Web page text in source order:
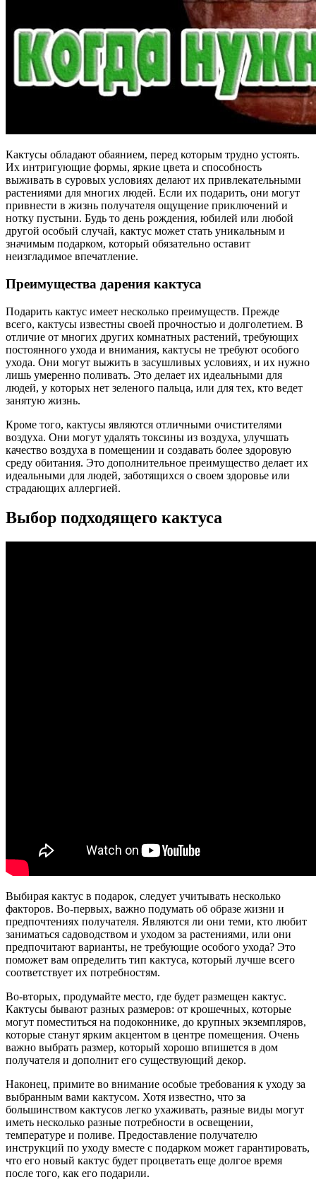
Кактусы обладают обаянием, перед которым трудно устоять.
Их интригующие формы, яркие цвета и способность
выживать в суровых условиях делают их привлекательными
растениями для многих людей. Если их подарить, они могут
привнести в жизнь получателя ощущение приключений и
нотку пустыни. Будь то день рождения, юбилей или любой
другой особый случай, кактус может стать уникальным и
значимым подарком, который обязательно оставит
неизгладимое впечатление.
Преимущества дарения кактуса
Подарить кактус имеет несколько преимуществ. Прежде
всего, кактусы известны своей прочностью и долголетием. В
отличие от многих других комнатных растений, требующих
постоянного ухода и внимания, кактусы не требуют особого
ухода. Они могут выжить в засушливых условиях, и их нужно
лишь умеренно поливать. Это делает их идеальными для
людей, у которых нет зеленого пальца, или для тех, кто ведет
занятую жизнь.
Кроме того, кактусы являются отличными очистителями
воздуха. Они могут удалять токсины из воздуха, улучшать
качество воздуха в помещении и создавать более здоровую
среду обитания. Это дополнительное преимущество делает их
идеальными для людей, заботящихся о своем здоровье или
страдающих аллергией.
Выбор подходящего кактуса
Выбирая кактус в подарок, следует учитывать несколько
факторов. Во-первых, важно подумать об образе жизни и
предпочтениях получателя. Являются ли они теми, кто любит
заниматься садоводством и уходом за растениями, или они
предпочитают варианты, не требующие особого ухода? Это
поможет вам определить тип кактуса, который лучше всего
соответствует их потребностям.
Во-вторых, продумайте место, где будет размещен кактус.
Кактусы бывают разных размеров: от крошечных, которые
могут поместиться на подоконнике, до крупных экземпляров,
которые станут ярким акцентом в центре помещения. Очень
важно выбрать размер, который хорошо впишется в дом
получателя и дополнит его существующий декор.
Наконец, примите во внимание особые требования к уходу за
выбранным вами кактусом. Хотя известно, что за
большинством кактусов легко ухаживать, разные виды могут
иметь несколько разные потребности в освещении,
температуре и поливе. Предоставление получателю
инструкций по уходу вместе с подарком может гарантировать,
что его новый кактус будет процветать еще долгое время
после того, как его подарили.